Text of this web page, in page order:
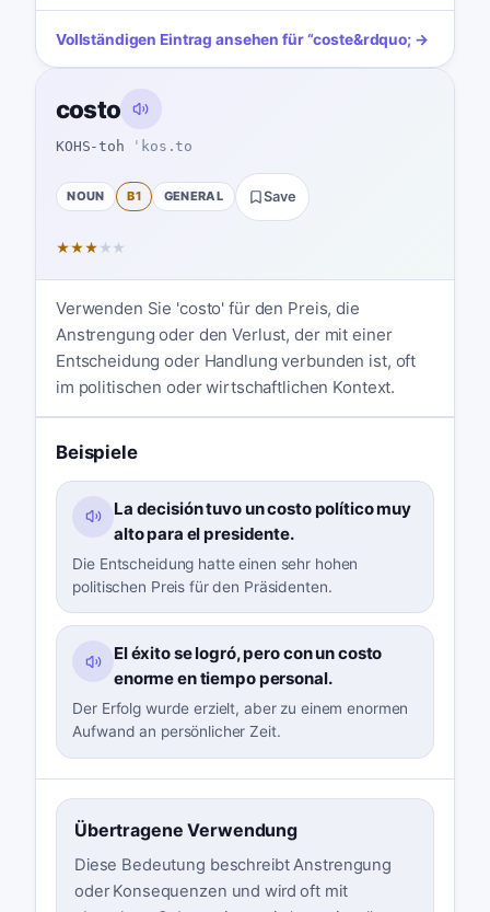
Vollständigen Eintrag ansehen für“coste&rdquo; →
costo
KOHS-toh ˈkos.to
NOUN B1 GENERAL Save
★★★ ★ ★
Verwenden Sie 'costo' für den Preis, die
Anstrengung oder den Verlust, der mit einer
Entscheidung oder Handlung verbunden ist, oft
im politischen oder wirtschaftlichen Kontext.
Beispiele
La decisión tuvo un costo político muy
alto para el presidente.
Die Entscheidung hatte einen sehr hohen
politischen Preis für den Präsidenten.
El éxito se logró, pero con un costo
enorme en tiempo personal.
Der Erfolg wurde erzielt, aber zu einem enormen
Aufwand an persönlicher Zeit.
Übertragene Verwendung
Diese Bedeutung beschreibt Anstrengung
oder Konsequenzen und wird oft mit